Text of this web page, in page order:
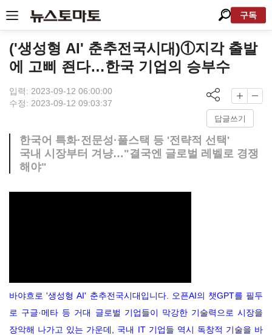
구독
('생성형 AI' 춘추전국시대)①지각 출발
에 고삐 죈다…한국 기업의 승부수
입력: 2023-09-12 06:00:00
수정: 2023-09-12 09:03:37
답글쓰기
한국어 특화·전문성·풀스택 등 '전략적 선택'
국내 시장부터 겨냥…"결국엔 글로벌 레벨로 경쟁
해야"
바야흐로 '생성형AI' 춘추전국시대입니다. 오픈AI의 챗GPT를 필두
로 구글·메타 등 거대 글로벌 기업들이 막강한 기술력으로 시장을
장악해 나가고 있는 가운데
국내 IT 기업들 역시 독창적 기술을 바